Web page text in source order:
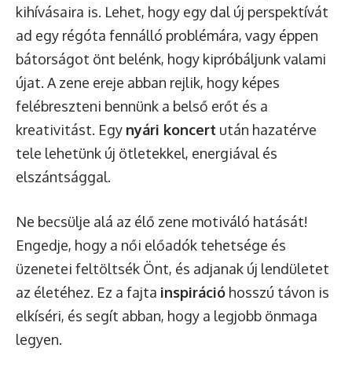
kihívásaira is. Lehet, hogy egy dal új perspektívát
ad egy régóta fennálló problémára, vagy éppen
bátorságot önt belénk, hogy kipróbáljunk valami
újat. A zene ereje abban rejlik, hogy képes
felébreszteni bennünk a belső erőt és a
kreativitást. Egy nyári koncert után hazatérve
tele lehetünk új ötletekkel, energiával és
elszántsággal.
Ne becsülje alá az élő zene motiváló hatását!
Engedje, hogy a női előadók tehetsége és
üzenetei feltöltsék Önt, és adjanak új lendületet
az életéhez. Ez a fajta inspiráció hosszú távon is
elkíséri, és segít abban, hogy a legjobb önmaga
legyen.